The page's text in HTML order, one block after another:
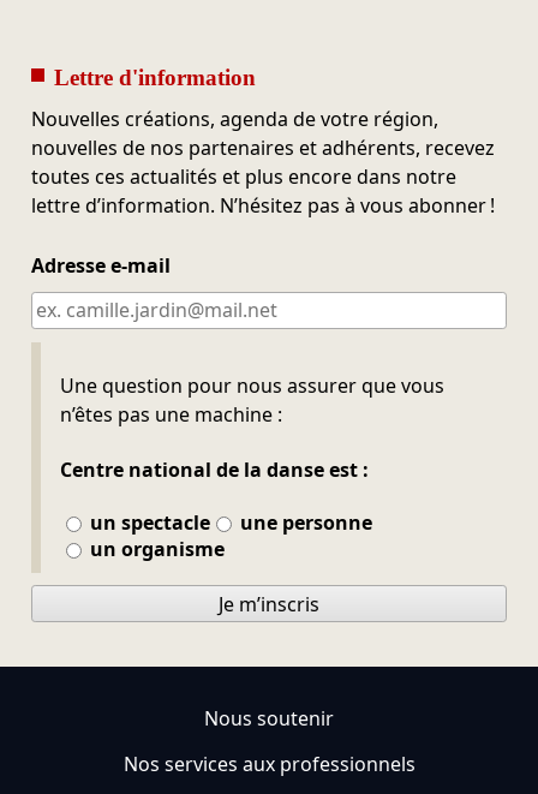
Lettre d'information
Nouvelles créations, agenda de votre région,
nouvelles de nos partenaires et adhérents, recevez
toutes ces actualités et plus encore dans notre
lettre d’information. N’hésitez pas à vous abonner !
Adresse e-mail
Une question pour nous assurer que vous
n’êtes pas une machine :
Centre national de la danse est :
un spectacle
une personne
un organisme
Ne pas remplir
Je m’inscris
Nous soutenir
Nos services aux professionnels